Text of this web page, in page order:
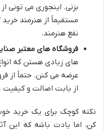
بزنی. اینجوری می تونی
مستقیماً از هنرمند
نفع هنرمند.
فروشگاه های معتبر
های زیادی هستن که
عرضه می کنن. حتماً از
از بابت اصالت و
نکته کوچک برای یک خرید
کن، اما یادت باشه که این